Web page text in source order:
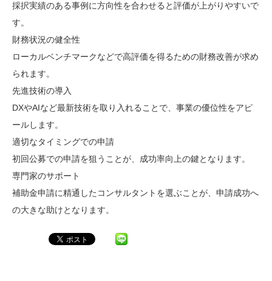
採択実績のある事例に方向性を合わせると評価が上がりやすいで
す。
財務状況の健全性
ローカルベンチマークなどで高評価を得るための財務改善が求め
られます。
先進技術の導入
DXやAIなど最新技術を取り入れることで、事業の優位性をアピ
ールします。
適切なタイミングでの申請
初回公募での申請を狙うことが、成功率向上の鍵となります。
専門家のサポート
補助金申請に精通したコンサルタントを選ぶことが、申請成功へ
の大きな助けとなります。